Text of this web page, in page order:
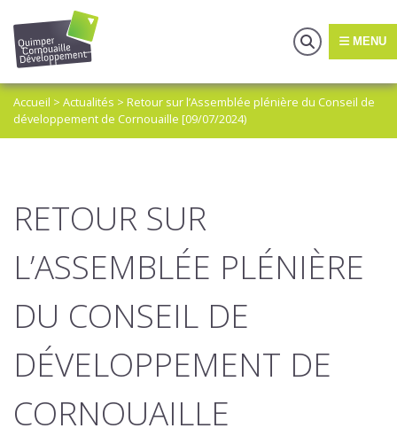
MENU
Accueil > Actualités > Retour sur l’Assemblée plénière du Conseil de
développement de Cornouaille [09/07/2024)
RETOUR SUR
L’ASSEMBLÉE PLÉNIÈRE
DU CONSEIL DE
DÉVELOPPEMENT DE
CORNOUAILLE